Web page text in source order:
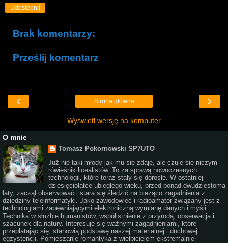
Udostępnij
Brak komentarzy:
Prześlij komentarz
‹ ›
Strona główna
Wyświetl wersję na komputer
O mnie
Tomasz Pokornowski SP7UTO
Już nie taki młody jak mu się zdaje, ale czuje się niczym
rówieśnik licealistów. To za sprawą nowoczesnych
technologii, które teraz stały się dorosłe. W ostatniej
dziesięciolatce ubiegłego wieku, przed ponad dwudziestoma
laty, zaczął obserwować i stara się śledzić na bieżąco zagadnienia z
dziedziny teleinformatyki. Jako zawodowiec i radioamator związany jest z
technologiami zapewniającymi elektroniczną wymianę danych i myśli.
Technika w służbie humanistów, współistnienie z przyrodą, obserwacja i
szacunek dla natury. Interesuje się ważnymi zagadnieniami, które
przeplatając się, stanowią podstawę naszej materialnej i duchowej
egzystencji. Pomieszanie romantyka z wielbicielem ekstremalnie